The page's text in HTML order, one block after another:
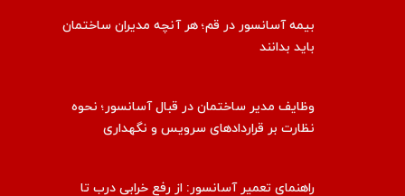
بیمه آسانسور در قم؛ هر آنچه مدیران ساختمان
باید بدانند
وظایف مدیر ساختمان در قبال آسانسور؛ نحوه
نظارت بر قراردادهای سرویس و نگهداری
راهنمای تعمیر آسانسور: از رفع خرابی درب تا